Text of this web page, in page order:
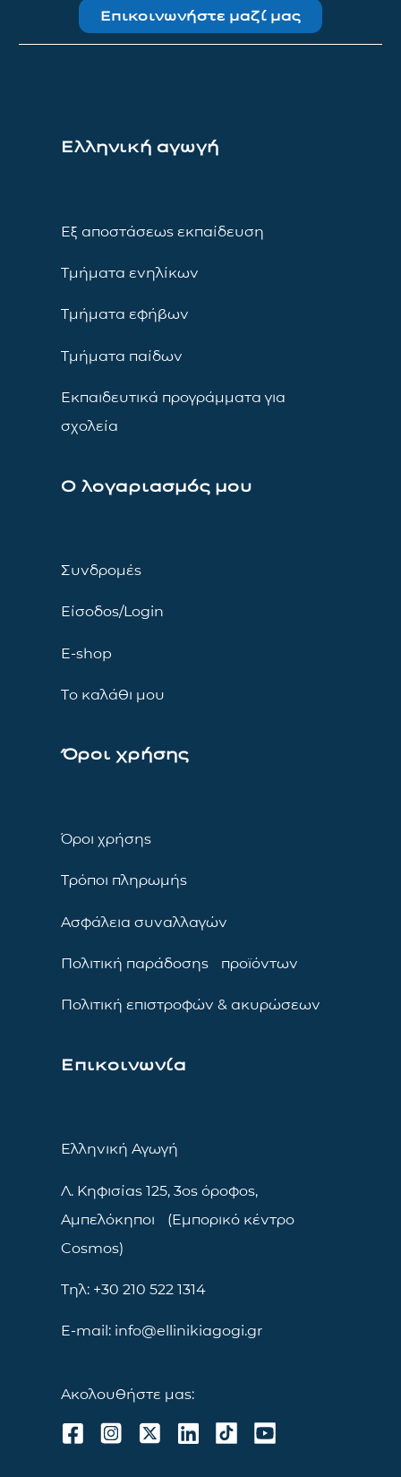
Επικοινωνήστε μαζί μας
Ελληνική αγωγή
Εξ αποστάσεως εκπαίδευση
Τμήματα ενηλίκων
Τμήματα εφήβων
Τμήματα παίδων
Εκπαιδευτικά προγράμματα για
σχολεία
Ο λογαριασμός μου
Συνδρομές
Είσοδος/Login
E-shop
Το καλάθι μου
Όροι χρήσης
Όροι χρήσης
Τρόποι πληρωμής
Ασφάλεια συναλλαγών
Πολιτική παράδοσης προϊόντων
Πολιτική επιστροφών & ακυρώσεων
Επικοινωνία
Ελληνική Αγωγή
Λ. Κηφισίας 125, 3ος όροφος,
Αμπελόκηποι (Εμπορικό κέντρο
Cosmos)
Τηλ: +30 210 522 1314
E-mail: info@ellinikiagogi.gr
Ακολουθήστε μας: